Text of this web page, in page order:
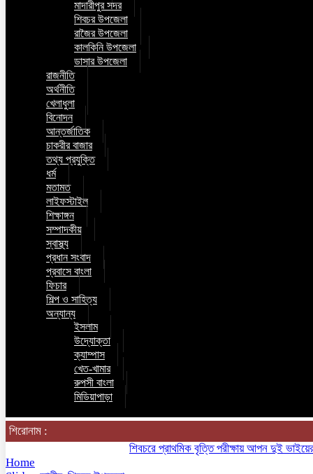
মাদারীপুর সদর
শিবচর উপজেলা
রাজৈর উপজেলা
কালকিনি উপজেলা
ডাসার উপজেলা
রাজনীতি
অর্থনীতি
খেলাধুলা
বিনোদন
আন্তর্জাতিক
চাকরীর বাজার
তথ্য প্রযুক্তি
ধর্ম
মতামত
লাইফস্টাইল
শিক্ষাঙ্গন
সম্পাদকীয়
স্বাস্থ্য
প্রধান সংবাদ
প্রবাসে বাংলা
ফিচার
শিল্প ও সাহিত্য
অন্যান্য
ইসলাম
উদ্যোক্তা
ক্যাম্পাস
খেত-খামার
রুপসী বাংলা
মিডিয়াপাড়া
শিরোনাম :
শিবচরে প্রাথমিক বৃত্তি পরীক্ষায় আপন দুই ভাইয়ের
Home